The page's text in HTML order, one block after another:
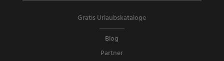
Gratis Urlaubskataloge
Blog
Partner